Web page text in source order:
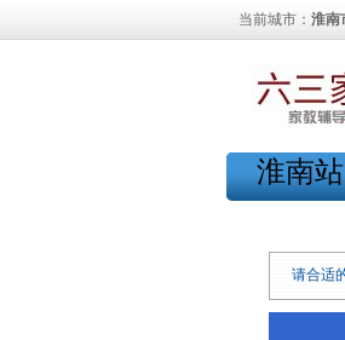
当前城市： 淮南
淮南站
请合适